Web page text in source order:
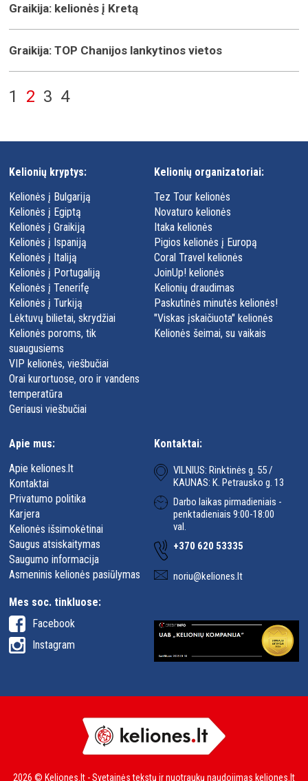
Graikija: kelionės į Kretą
Graikija: TOP Chanijos lankytinos vietos
1 2 3 4
Kelionių kryptys:
Kelionės į Bulgariją
Kelionės į Egiptą
Kelionės į Graikiją
Kelionės į Ispaniją
Kelionės į Italiją
Kelionės į Portugaliją
Kelionės į Tenerifę
Kelionės į Turkiją
Lėktuvų bilietai, skrydžiai
Kelionės poroms, tik
suaugusiems
VIP kelionės, viešbučiai
Orai kurortuose, oro ir vandens
temperatūra
Geriausi viešbučiai
Kelionių organizatoriai:
Tez Tour kelionės
Novaturo kelionės
Itaka kelionės
Pigios kelionės į Europą
Coral Travel kelionės
JoinUp! kelionės
Kelionių draudimas
Paskutinės minutės kelionės!
"Viskas įskaičiuota" kelionės
Kelionės šeimai, su vaikais
Kontaktai:
VILNIUS: Rinktinės g. 55 /
KAUNAS: K. Petrausko g. 13
Darbo laikas pirmadieniais -
penktadieniais 9:00-18:00
val.
+370 620 53335
noriu@keliones.lt
Apie mus:
Apie keliones.lt
Kontaktai
Privatumo politika
Karjera
Kelionės išsimokėtinai
Saugus atsiskaitymas
Saugumo informacija
Asmeninis kelionės pasiūlymas
Mes soc. tinkluose:
Facebook
Instagram
2026 © Keliones.lt - Svetainės tekstų ir nuotraukų naudojimas keliones.lt